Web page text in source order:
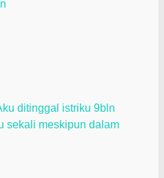
ditinggal istriku 9bln
sekali meskipun dalam